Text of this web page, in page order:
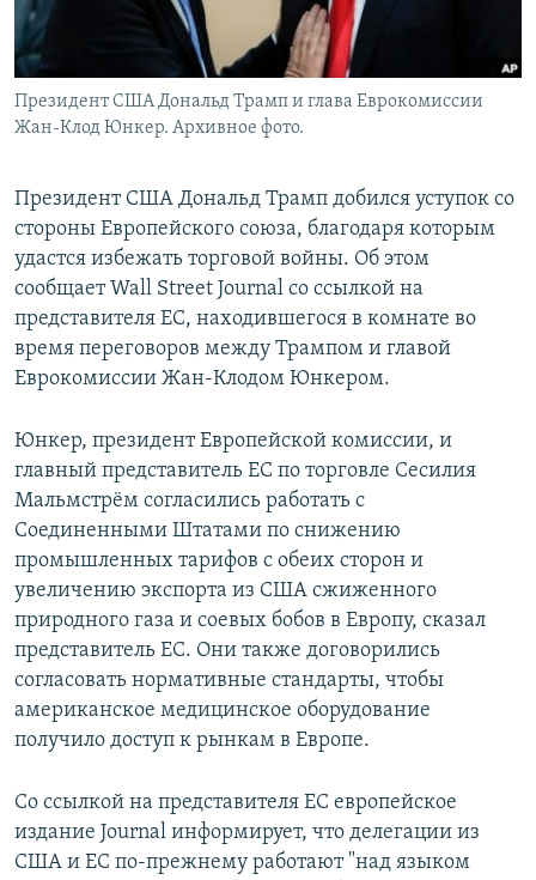
Президент США Дональд Трамп и глава Еврокомиссии
Жан-Клод Юнкер. Архивное фото.
Президент США Дональд Трамп добился уступок со
стороны Европейского союза, благодаря которым
удастся избежать торговой войны. Об этом
сообщает Wall Street Journal со ссылкой на
представителя ЕС, находившегося в комнате во
время переговоров между Трампом и главой
Еврокомиссии Жан-Клодом Юнкером.
Юнкер, президент Европейской комиссии, и
главный представитель ЕС по торговле Сесилия
Мальмстрём согласились работать с
Соединенными Штатами по снижению
промышленных тарифов с обеих сторон и
увеличению экспорта из США сжиженного
природного газа и соевых бобов в Европу, сказал
представитель ЕС. Они также договорились
согласовать нормативные стандарты, чтобы
американское медицинское оборудование
получило доступ к рынкам в Европе.
Со ссылкой на представителя ЕС европейское
издание Journal информирует, что делегации из
США и ЕС по-прежнему работают "над языком